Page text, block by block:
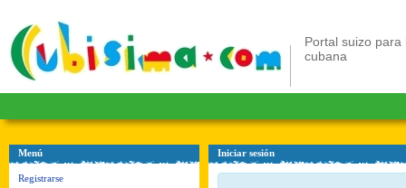
Portal suizo para
cubana
Menú
Registrarse
Iniciar sesión